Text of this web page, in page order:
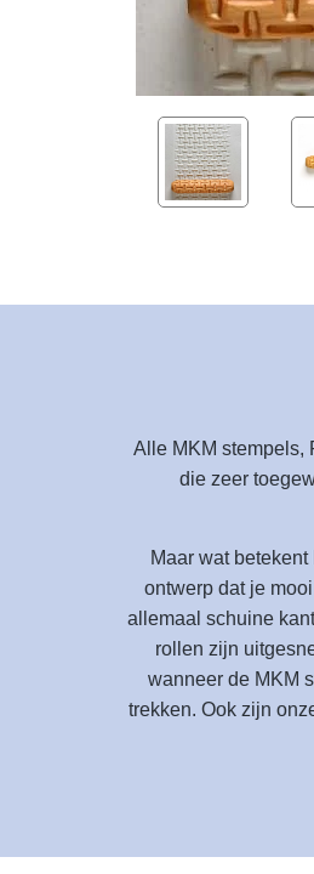
Alle MKM stempels,
die zeer
Maar wat
ontwerp dat je
allemaal schuine
rollen zijn
wanneer de MKM
trekken. Ook zijn